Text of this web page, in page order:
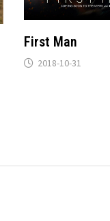
First Man
2018-10-31